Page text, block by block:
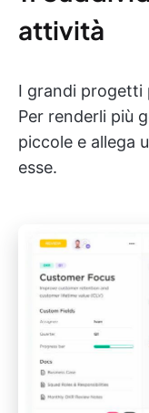
attività
I grandi progetti
Per renderli più
piccole e allega
esse.